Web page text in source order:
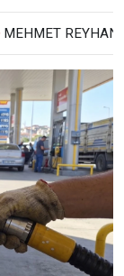
MEHMET